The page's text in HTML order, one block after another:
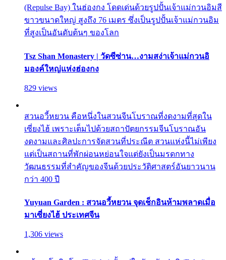
(Repulse Bay) ในฮ่องกง โดดเด่นด้วยรูปปั้นเจ้าแม่กวนอิมสี
ขาวขนาดใหญ่ สูงถึง 76 เมตร ซึ่งเป็นรูปปั้นเจ้าแม่กวนอิม
ที่สูงเป็นอันดับต้นๆ ของโลก
Tsz Shan Monastery | วัดซีซ่าน…งามสง่าเจ้าแม่กวนอิ
มองค์ใหญ่แห่งฮ่องกง
829 views
สวนอวี้หยวน คือหนึ่งในสวนจีนโบราณที่งดงามที่สุดใน
เซี่ยงไฮ้ เพราะเต็มไปด้วยสถาปัตยกรรมจีนโบราณอัน
งดงามและศิลปะการจัดสวนที่ประณีต สวนแห่งนี้ไม่เพียง
แต่เป็นสถานที่พักผ่อนหย่อนใจแต่ยังเป็นมรดกทาง
วัฒนธรรมที่สำคัญของจีนด้วยประวัติศาสตร์อันยาวนาน
กว่า 400 ปี
Yuyuan Garden : สวนอวี้หยวน จุดเช็กอินห้ามพลาดเมื่อ
มาเซี่ยงไฮ้ ประเทศจีน
1,306 views